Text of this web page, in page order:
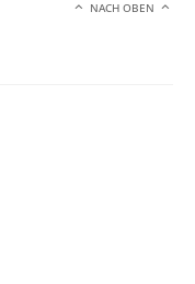
NACH OBEN